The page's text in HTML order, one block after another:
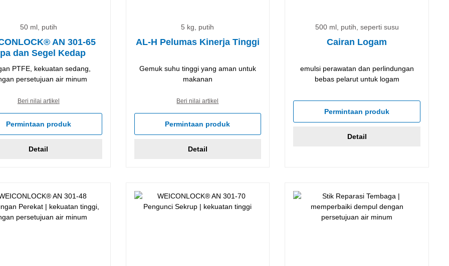
50 ml, putih
AN 301-65
dan Segel Kedap
PTFE, kekuatan sedang,
persetujuan air minum
Beri nilai artikel
Permintaan produk
Detail
5 kg, putih
AL-H Pelumas Kinerja Tinggi
Gemuk suhu tinggi yang aman untuk
makanan
Beri nilai artikel
Permintaan produk
Detail
500 ml, putih, seperti susu
Cairan Logam
emulsi perawatan dan perlindungan
bebas pelarut untuk logam
Permintaan produk
Detail